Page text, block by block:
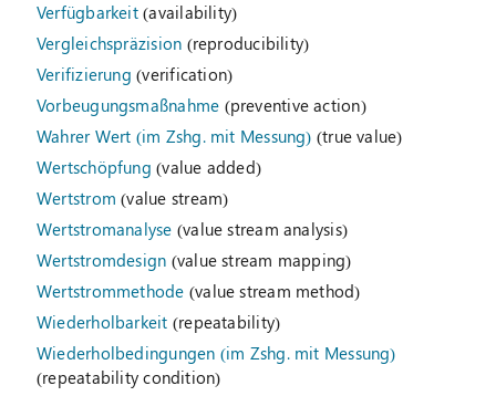
Verfügbarkeit(availability)
Vergleichspräzision (reproducibility)
Verifizierung (verification)
Vorbeugungsmaßnahme (preventive action)
Wahrer Wert (im Zshg. mit Messung) (true value)
Wertschöpfung (value added)
Wertstrom (value stream)
Wertstromanalyse (value stream analysis)
Wertstromdesign (value stream mapping)
Wertstrommethode (value stream method)
Wiederholbarkeit (repeatability)
Wiederholbedingungen (im Zshg. mit Messung)
(repeatability condition)